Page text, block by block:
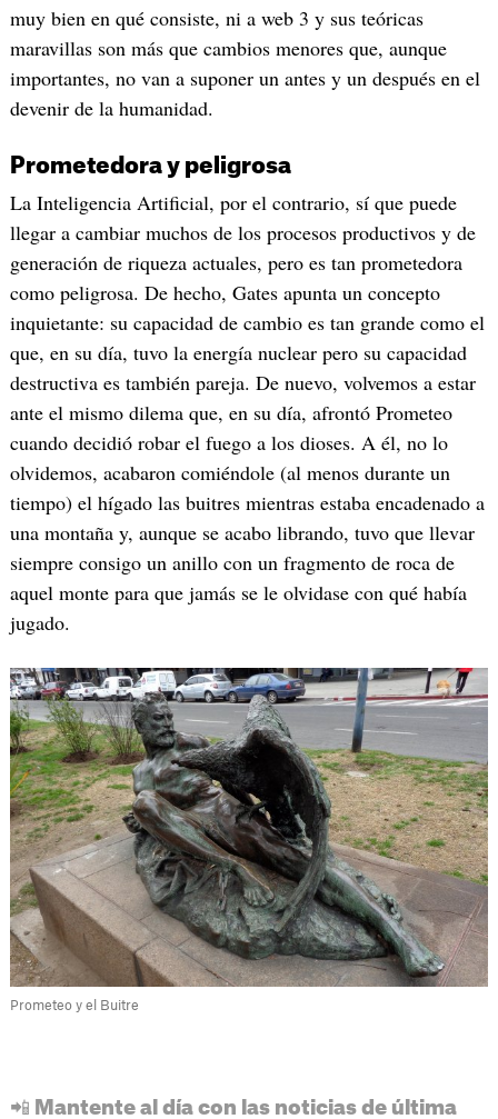
muy bien en qué consiste, ni a web 3 y sus teóricas
maravillas son más que cambios menores que, aunque
importantes, no van a suponer un antes y un después en el
devenir de la humanidad.
Prometedora y peligrosa
La Inteligencia Artificial, por el contrario, sí que puede
llegar a cambiar muchos de los procesos productivos y de
generación de riqueza actuales, pero es tan prometedora
como peligrosa. De hecho, Gates apunta un concepto
inquietante: su capacidad de cambio es tan grande como el
que, en su día, tuvo la energía nuclear pero su capacidad
destructiva es también pareja. De nuevo, volvemos a estar
ante el mismo dilema que, en su día, afrontó Prometeo
cuando decidió robar el fuego a los dioses. A él, no lo
olvidemos, acabaron comiéndole (al menos durante un
tiempo) el hígado las buitres mientras estaba encadenado a
una montaña y, aunque se acabo librando, tuvo que llevar
siempre consigo un anillo con un fragmento de roca de
aquel monte para que jamás se le olvidase con qué había
jugado.
Prometeo y el Buitre
📲 Mantente al día con las noticias de última